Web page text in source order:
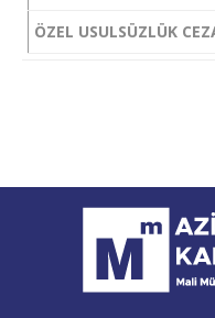
ÖZEL USULSÜZLÜK